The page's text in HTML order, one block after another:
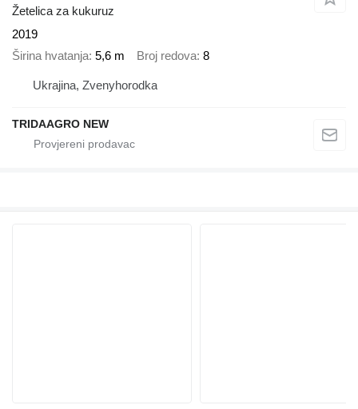
Žetelica za kukuruz
2019
Širina hvatanja 5,6 m Broj redova 8
Ukrajina, Zvenyhorodka
TRIDAAGRO NEW